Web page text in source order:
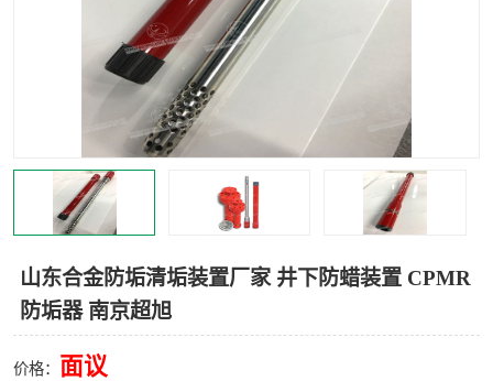
山东合金防垢清垢装置厂家 井下防蜡装置 CPMR
防垢器 南京超旭
价格： 面议
清碳燃油催化器